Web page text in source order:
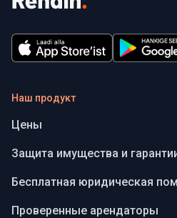
Наш продукт
Цены
Защита имущества и
Бесплатная юридическая
Проверенные арендаторы